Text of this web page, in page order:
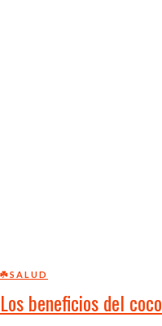
☘️SALUD
Los beneficios del coco